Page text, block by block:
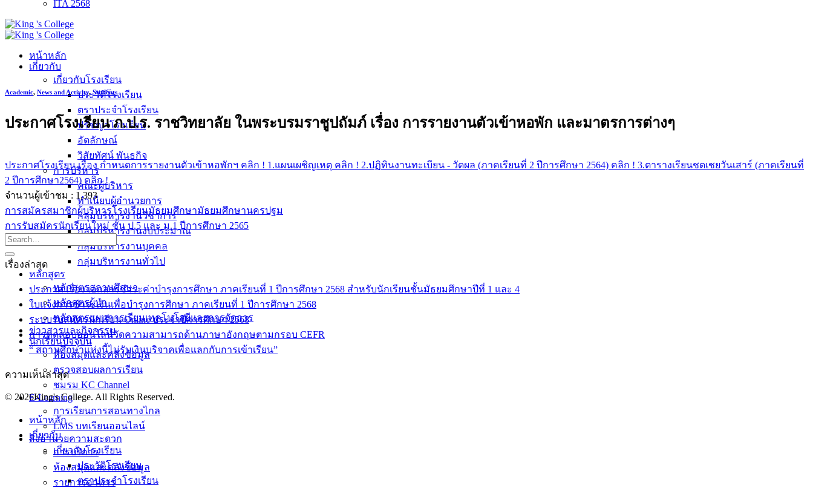
ITA 2568
หน้าหลัก
เกี่ยวกับ
เกี่ยวกับโรงเรียน
ประวัติโรงเรียน
ตราประจำโรงเรียน
ปรัชญาโรงเรียน
อัตลักษณ์
วิสัยทัศน์ พันธกิจ
การบริหาร
คณะผู้บริหาร
ทำเนียบผู้อำนวยการ
กลุ่มบริหารงานวิชาการ
กลุ่มบริหารงานงบประมาณ
กลุ่มบริหารงานบุคคล
กลุ่มบริหารงานทั่วไป
หลักสูตร
หลักสูตรสถานศึกษา
หลักสูตรผู้นำ
หลักสูตรแผนการเรียนเทคโนโลยีและการจัดการ
ข่าวสารและกิจกรรม
นักเรียนปัจจุบัน
ห้องสมุดและคลังข้อมูล
ตรวจสอบผลการเรียน
ชมรม KC Channel
E-Learning
การเรียนการสอนทางไกล
LMS บทเรียนออนไลน์
สิ่งอำนวยความสะดวก
การบริการ
ห้องสมุดและคลังข้อมูล
รายการอาหาร
Academic, News and Activity,Students
ประกาศโรงเรียน ภ.ป.ร. ราชวิทยาลัย ในพระบรมราชูปถัมภ์ เรื่อง การรายงานตัวเข้าหอพัก และมาตรการต่างๆ
ประกาศโรงเรียน เรื่อง กำหนดการรายงานตัวเข้าหอพักฯ คลิก ! 1.แผนเผชิญเหตุ คลิก ! 2.ปฏิทินงานทะเบียน - วัดผล (ภาคเรียนที่ 2 ปีการศึกษา 2564) คลิก ! 3.ตารางเรียนชดเชยวันเสาร์ (ภาคเรียนที่
2 ปีการศึกษา2564) คลิก !
จำนวนผู้เข้าชม : 1,393
การสมัครสมาชิกผู้บริหารโรงเรียนมัธยมศึกษามัธยมศึกษานครปฐม
การรับสมัครนักเรียนใหม่ ชั้น ป.5 และ ม.1 ปีการศึกษา 2565
เรื่องล่าสุด
ประกาศ เรื่อง เอกสารชำระค่าบำรุงการศึกษา ภาคเรียนที่ 1 ปีการศึกษา 2568 สำหรับนักเรียนชั้นมัธยมศึกษาปีที่ 1 และ 4
ใบแจ้งการชำระเงินเพื่อบำรุงการศึกษา ภาคเรียนที่ 1 ปีการศึกษา 2568
ระบบรับสมัครนักเรียน Online ประจำปีการศึกษา 2568
การทดสอบออนไลน์วัดความสามารถด้านภาษาอังกฤษตามกรอบ CEFR
“ สถานศึกษาแห่งนี้ไม่รับเงินบริจาคเพื่อแลกกับการเข้าเรียน”
ความเห็นล่าสุด
© 2026King's College. All Rights Reserved.
หน้าหลัก
เกี่ยวกับ
เกี่ยวกับโรงเรียน
ประวัติโรงเรียน
ตราประจำโรงเรียน